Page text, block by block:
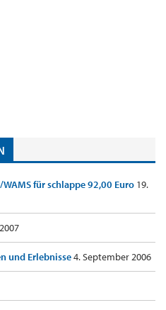
für schlappe 92,00 Euro 19.
und Erlebnisse4. September 2006